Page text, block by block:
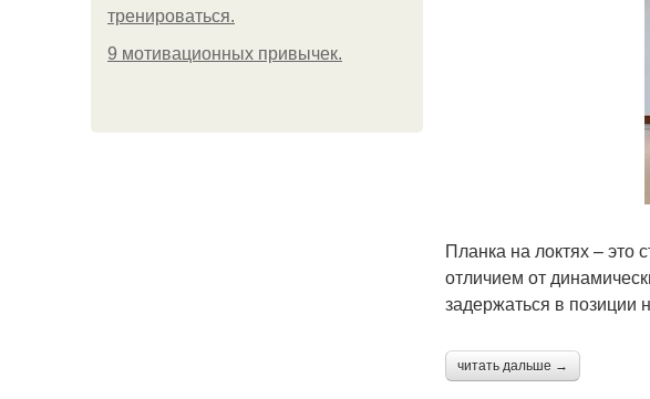
тренироваться.
9 мотивационных привычек.
Планка на локтях –
отличием от
задержаться в позиции
читать дальше →